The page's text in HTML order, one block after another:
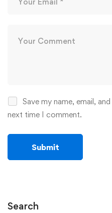
Save my name, email,
next time I comment.
Search